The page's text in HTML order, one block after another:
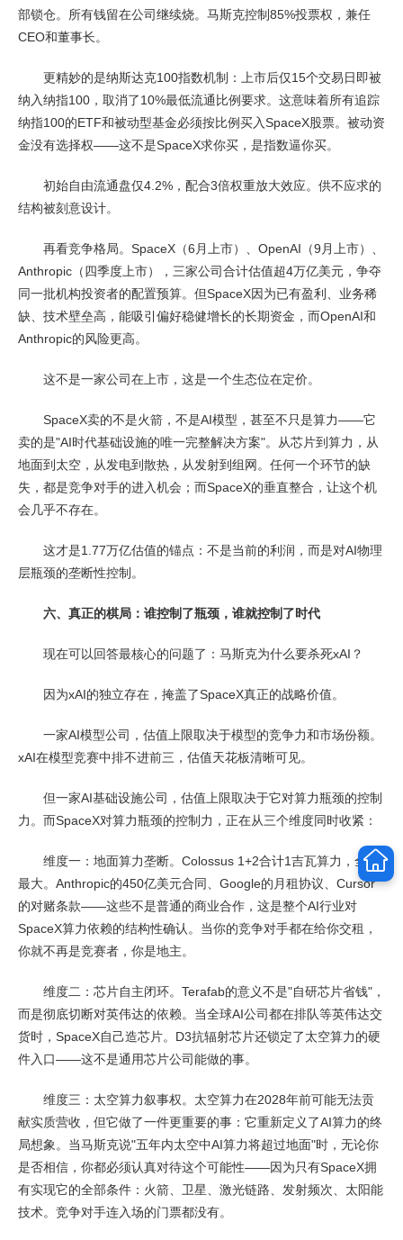
部锁仓。所有钱留在公司继续烧。马斯克控制85%投票权，兼任
CEO和董事长。
更精妙的是纳斯达克100指数机制：上市后仅15个交易日即被
纳入纳指100，取消了10%最低流通比例要求。这意味着所有追踪
纳指100的ETF和被动型基金必须按比例买入SpaceX股票。被动资
金没有选择权——这不是SpaceX求你买，是指数逼你买。
初始自由流通盘仅4.2%，配合3倍权重放大效应。供不应求的
结构被刻意设计。
再看竞争格局。SpaceX（6月上市）、OpenAI（9月上市）、
Anthropic（四季度上市），三家公司合计估值超4万亿美元，争夺
同一批机构投资者的配置预算。但SpaceX因为已有盈利、业务稀
缺、技术壁垒高，能吸引偏好稳健增长的长期资金，而OpenAI和
Anthropic的风险更高。
这不是一家公司在上市，这是一个生态位在定价。
SpaceX卖的不是火箭，不是AI模型，甚至不只是算力——它
卖的是"AI时代基础设施的唯一完整解决方案"。从芯片到算力，从
地面到太空，从发电到散热，从发射到组网。任何一个环节的缺
失，都是竞争对手的进入机会；而SpaceX的垂直整合，让这个机
会几乎不存在。
这才是1.77万亿估值的锚点：不是当前的利润，而是对AI物理
层瓶颈的垄断性控制。
六、真正的棋局：谁控制了瓶颈，谁就控制了时代
现在可以回答最核心的问题了：马斯克为什么要杀死xAI？
因为xAI的独立存在，掩盖了SpaceX真正的战略价值。
一家AI模型公司，估值上限取决于模型的竞争力和市场份额。
xAI在模型竞赛中排不进前三，估值天花板清晰可见。
但一家AI基础设施公司，估值上限取决于它对算力瓶颈的控制
力。而SpaceX对算力瓶颈的控制力，正在从三个维度同时收紧：
维度一：地面算力垄断。Colossus 1+2合计1吉瓦算力，全球
最大。Anthropic的450亿美元合同、Google的月租协议、Cursor
的对赌条款——这些不是普通的商业合作，这是整个AI行业对
SpaceX算力依赖的结构性确认。当你的竞争对手都在给你交租，
你就不再是竞赛者，你是地主。
维度二：芯片自主闭环。Terafab的意义不是"自研芯片省钱"，
而是彻底切断对英伟达的依赖。当全球AI公司都在排队等英伟达交
货时，SpaceX自己造芯片。D3抗辐射芯片还锁定了太空算力的硬
件入口——这不是通用芯片公司能做的事。
维度三：太空算力叙事权。太空算力在2028年前可能无法贡
献实质营收，但它做了一件更重要的事：它重新定义了AI算力的终
局想象。当马斯克说"五年内太空中AI算力将超过地面"时，无论你
是否相信，你都必须认真对待这个可能性——因为只有SpaceX拥
有实现它的全部条件：火箭、卫星、激光链路、发射频次、太阳能
技术。竞争对手连入场的门票都没有。